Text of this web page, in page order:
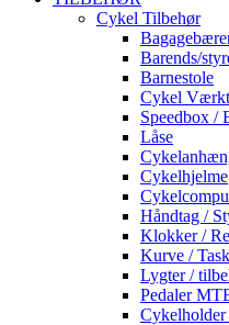
Cykel Tilbehør
Barends/
Barnestole
Cykel
Speedbox /
Låse
Cykelhjelme
Håndtag /
Klokker /
Kurve /
Lygter /
Pedaler